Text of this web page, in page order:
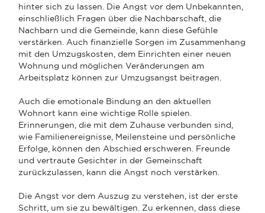
hinter sich zu lassen. Die Angst vor dem Unbekannten,
einschließlich Fragen über die Nachbarschaft, die
Nachbarn und die Gemeinde, kann diese Gefühle
verstärken. Auch finanzielle Sorgen im Zusammenhang
mit den Umzugskosten, dem Einrichten einer neuen
Wohnung und möglichen Veränderungen am
Arbeitsplatz können zur Umzugsangst beitragen.
Auch die emotionale Bindung an den aktuellen
Wohnort kann eine wichtige Rolle spielen.
Erinnerungen, die mit dem Zuhause verbunden sind,
wie Familienereignisse, Meilensteine und persönliche
Erfolge, können den Abschied erschweren. Freunde
und vertraute Gesichter in der Gemeinschaft
zurückzulassen, kann die Angst noch verstärken.
Die Angst vor dem Auszug zu verstehen, ist der erste
Schritt, um sie zu bewältigen. Zu erkennen, dass diese